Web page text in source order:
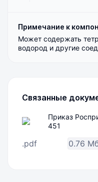
Примечание к
Может содержать
водород и другие
Связанные
Приказ
451
.pdf 0.76